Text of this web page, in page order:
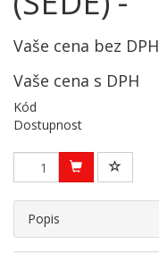
Vaše cena bez DPH
Vaše cena s DPH
Kód
Dostupnost
Popis